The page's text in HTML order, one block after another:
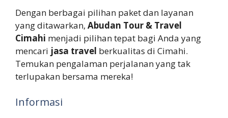
Dengan berbagai pilihan paket dan layanan
yang ditawarkan, Abudan Tour & Travel
Cimahi menjadi pilihan tepat bagi Anda yang
mencari jasa travel berkualitas di Cimahi.
Temukan pengalaman perjalanan yang tak
terlupakan bersama mereka!
Informasi